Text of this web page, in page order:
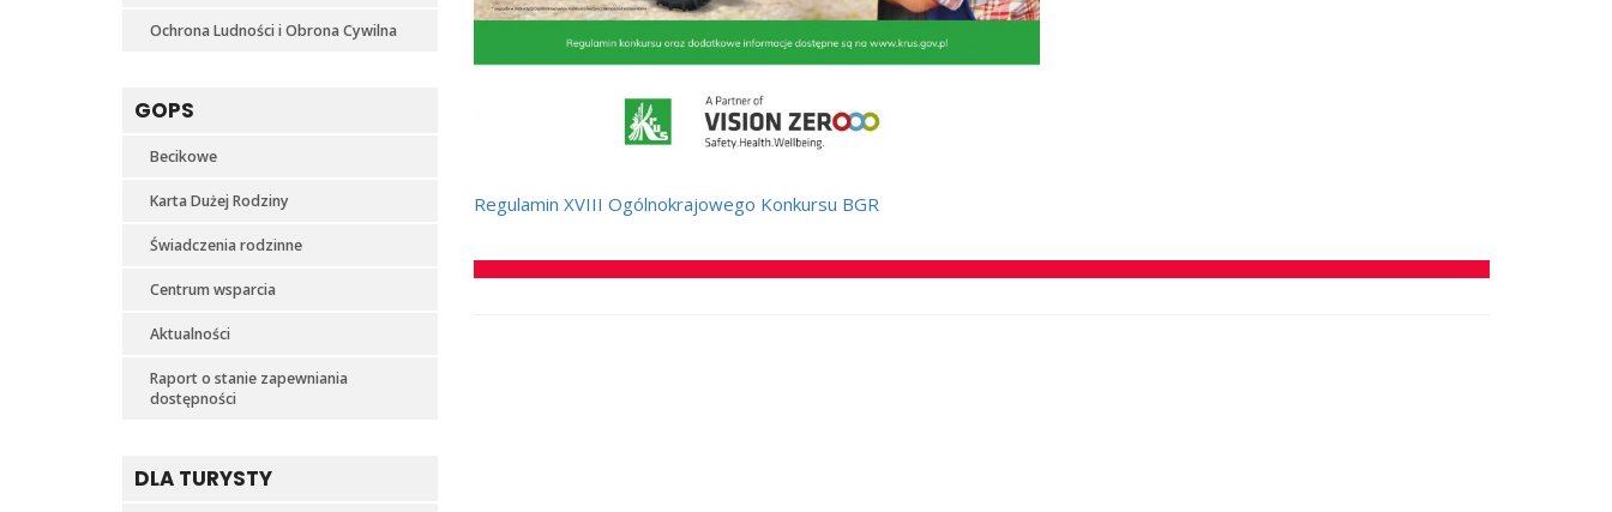
Ochrona Ludności i Obrona Cywilna
GOPS
Becikowe
Karta Dużej Rodziny
Świadczenia rodzinne
Centrum wsparcia
Aktualności
Raport o stanie zapewniania
dostępności
DLA TURYSTY
Regulamin XVIII Ogólnokrajowego Konkursu BGR